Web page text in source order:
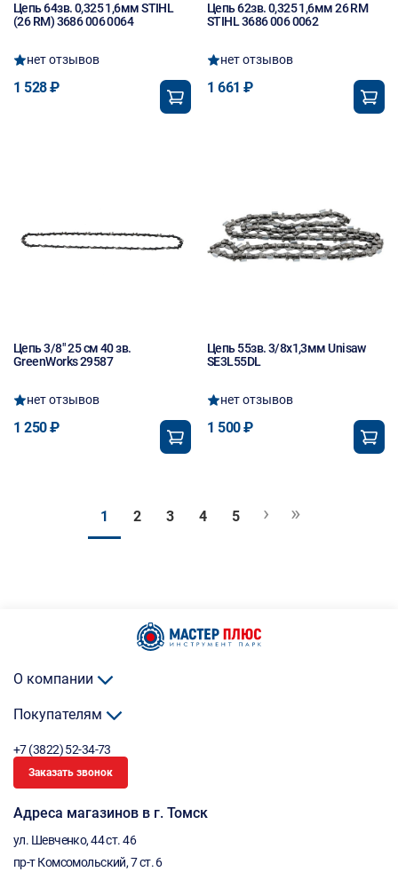
Цепь 64зв. 0,325 1,6мм STIHL
(26 RM) 3686 006 0064
нет отзывов
1 528 ₽
Цепь 62зв. 0,325 1,6мм 26 RM
STIHL 3686 006 0062
нет отзывов
1 661 ₽
Цепь 3/8" 25 см 40 зв.
GreenWorks 29587
нет отзывов
1 250 ₽
Цепь 55зв. 3/8х1,3мм Unisaw
SE3L55DL
нет отзывов
1 500 ₽
1 2 3 4 5 › »
О компании
Покупателям
+7 (3822) 52-34-73
Заказать звонок
Адреса магазинов в г. Томск
ул. Шевченко, 44 ст. 46
пр-т Комсомольский, 7 ст. 6